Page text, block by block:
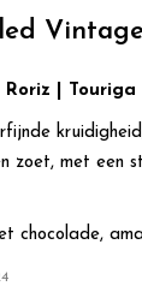
|
zoet, met een
chocolade,